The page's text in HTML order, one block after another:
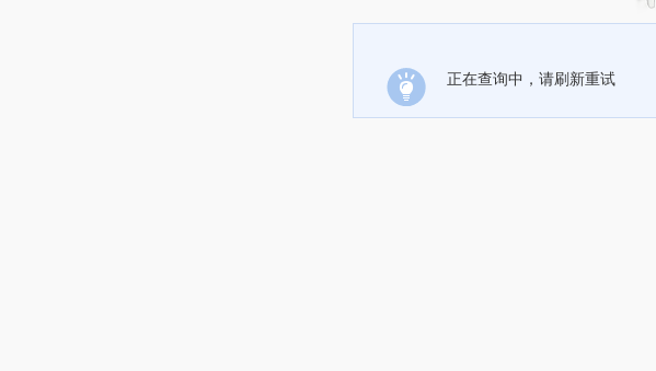
正在查询中，请刷新重试